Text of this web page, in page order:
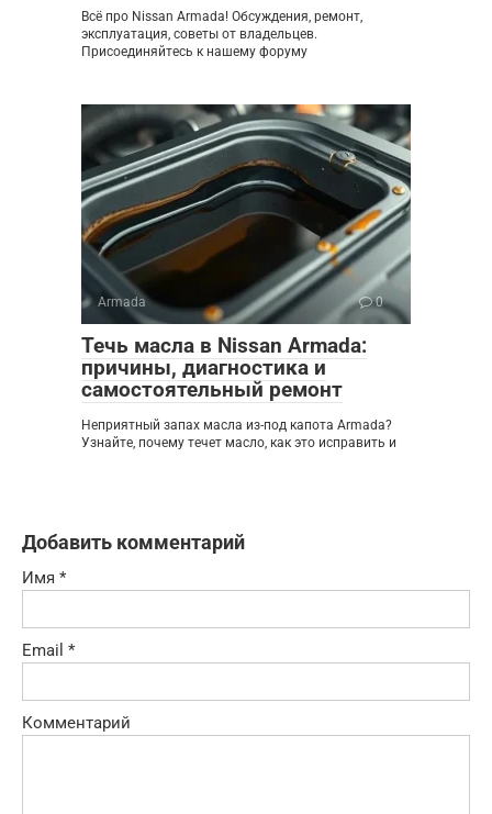
Всё про Nissan Armada! Обсуждения, ремонт,
эксплуатация, советы от владельцев.
Присоединяйтесь к нашему форуму
Armada 0
Течь масла в Nissan Armada:
причины, диагностика и
самостоятельный ремонт
Неприятный запах масла из-под капота Armada?
Узнайте, почему течет масло, как это исправить и
Добавить комментарий
Имя *
Email *
Комментарий